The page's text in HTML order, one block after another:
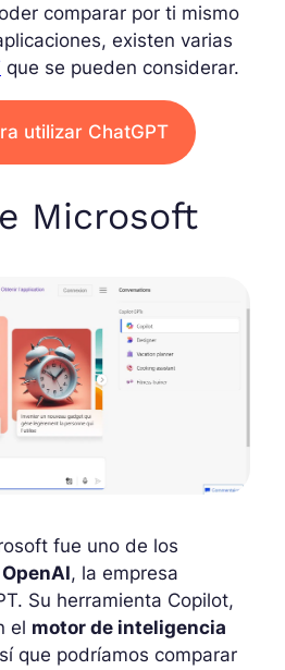
comparar por ti mismo
existen varias
que se pueden considerar.
utilizar ChatGPT
Microsoft
fue uno de los
OpenAI, la empresa
Su herramienta Copilot,
el motor de inteligencia
que podríamos comparar